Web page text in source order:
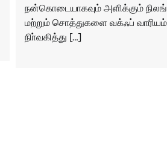
நன்கொடையாகவும் அளிக்கும்
மற்றும் சொத்துகளை வக்ஃப் வாரியம்
நிா்வகித்து […]